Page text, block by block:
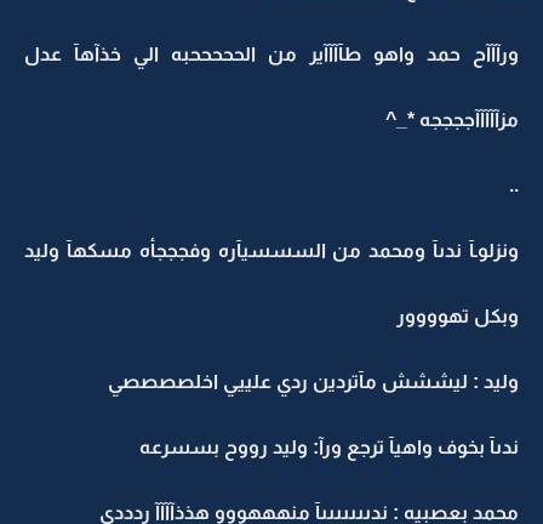
ورآآآح حمد واهو طآآآآير من الحححححبه الي خذآهآ عدل
مزآآآآآججججه *_^
..
ونزلوـآ ندىآ ومحمد من السسسيآره وفجججأه مسكهآ وليد
وبكل تهوووور
وليد : ليششش مآتردين ردي علييي اخلصصصصي
ندىآ بخوف واهيآ ترجع ورآ: وليد رووح بسسرعه
محمد بعصبيه : ندىىىىىىىآ منهههووو هذذآآآآ ردددي